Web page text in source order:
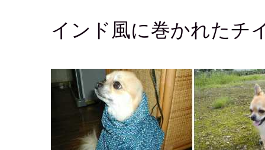
インド風に巻かれたチ